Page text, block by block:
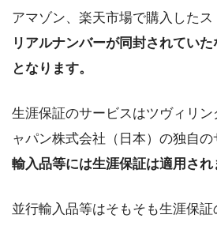
アマゾン、楽天市場で購入したス
リアルナンバーが同封されてい
となります。
生涯保証のサービスはツヴィリ
ャパン株式会社（日本）の独自の
輸入品等には生涯保証は適用され
並行輸入品等はそもそも生涯保